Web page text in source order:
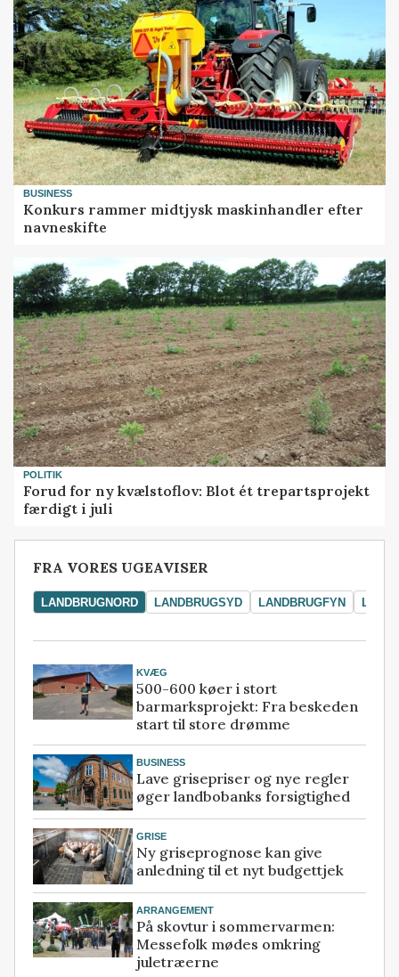
BUSINESS
Konkurs rammer midtjysk maskinhandler efter
navneskifte
POLITIK
Forud for ny kvælstoflov: Blot ét trepartsprojekt
færdigt i juli
FRA VORES UGEAVISER
LANDBRUGNORD LANDBRUGSYD LANDBRUGFYN
KVÆG
500-600 køer i stort
barmarksprojekt: Fra beskeden
start til store drømme
BUSINESS
Lave grisepriser og nye regler
øger landbobanks forsigtighed
GRISE
Ny griseprognose kan give
anledning til et nyt budgettjek
ARRANGEMENT
På skovtur i sommervarmen:
Messefolk mødes omkring
juletræerne